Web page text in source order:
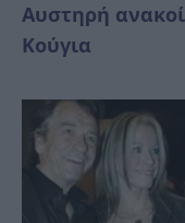
Αυστηρή
Κούγια